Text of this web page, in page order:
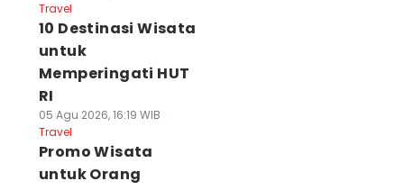
Travel
10 Destinasi Wisata
untuk
Memperingati HUT
RI
05 Agu 2026, 16:19 WIB
Travel
Promo Wisata
untuk Orang